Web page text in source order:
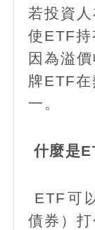
若投資
使ETF
因為溢
牌ETF
一。
什麼是
ETF 可
債券）